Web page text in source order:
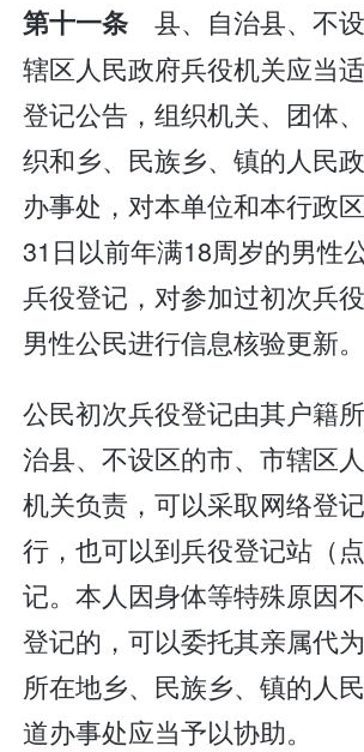
第十一条 县、自治县、不
辖区人民政府兵役机关应当
登记公告，组织机关、团体
织和乡、民族乡、镇的人民
办事处，对本单位和本行政
31日以前年满18周岁的男性
兵役登记，对参加过初次兵
男性公民进行信息核验更新。
公民初次兵役登记由其户籍
治县、不设区的市、市辖区
机关负责，可以采取网络登
行，也可以到兵役登记站（
记。本人因身体等特殊原因
登记的，可以委托其亲属代
所在地乡、民族乡、镇的人
道办事处应当予以协助。